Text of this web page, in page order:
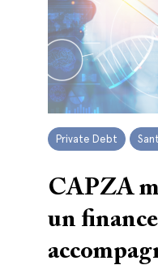
Private Debt
CAPZA
un